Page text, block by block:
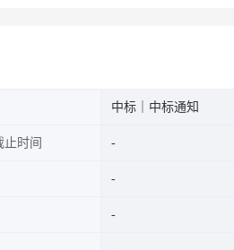
中标｜中标通知
时间